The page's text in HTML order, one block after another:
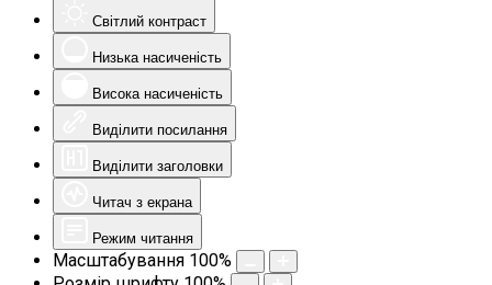
Світлий контраст
Низька насиченість
Висока насиченість
Виділити посилання
Виділити заголовки
Читач з екрана
Режим читання
Масштабування 100%